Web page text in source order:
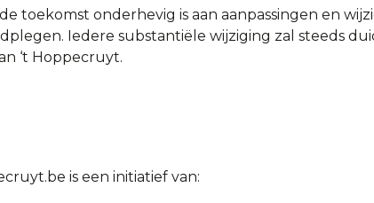
toekomst onderhevig is aan aanpassingen en
Iedere substantiële wijziging zal steeds
‘t Hoppecruyt.
is een initiatief van: